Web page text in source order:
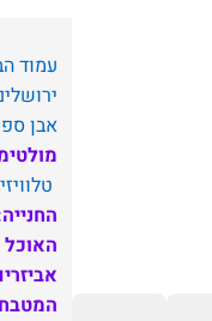
עמוד
אבן